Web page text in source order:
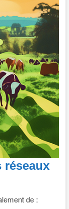
réseaux
de :